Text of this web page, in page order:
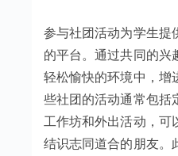
参与社团活动为学生提
的平台。通过共同的兴
轻松愉快的环境中，增
些社团的活动通常包括
工作坊和外出活动，可
结识志同道合的朋友。